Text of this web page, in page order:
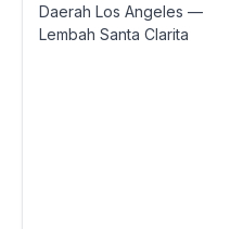
Daerah Los Angeles —
Lembah Santa Clarita